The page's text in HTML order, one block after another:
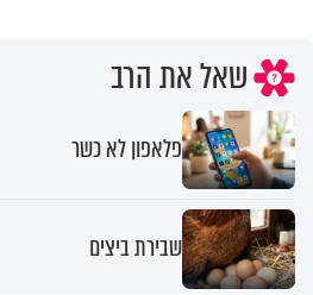
שאל את הרב
פלאפון לא כשר
שבירת ביצים